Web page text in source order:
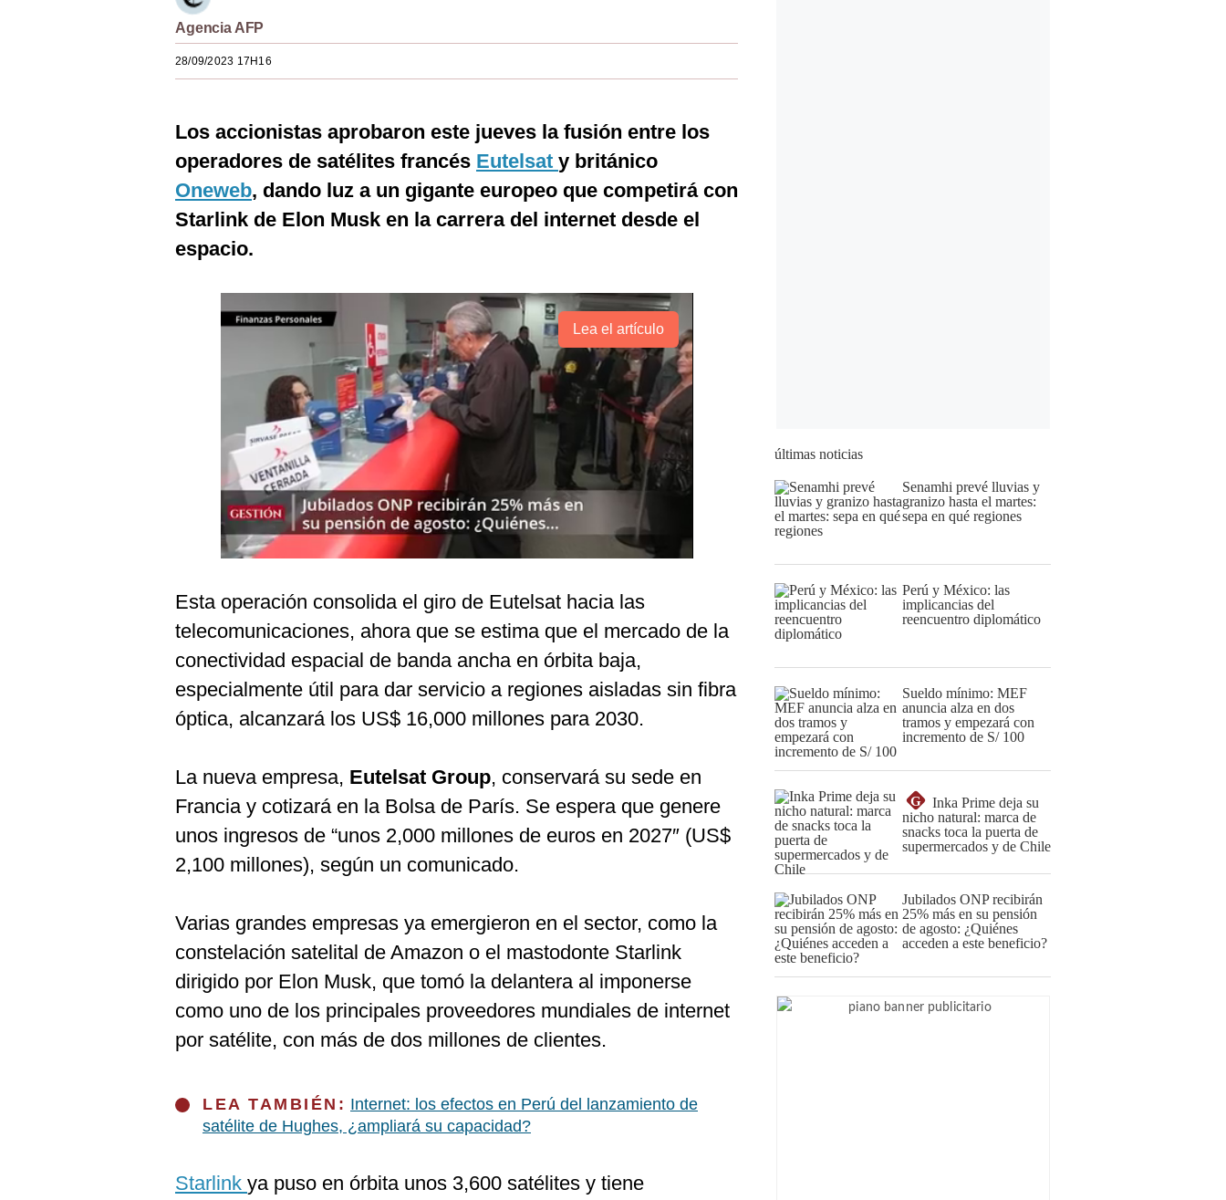
Agencia AFP
28/09/2023 17H16
Los accionistas aprobaron este jueves la fusión entre los
operadores de satélites francés Eutelsat y británico
Oneweb, dando luz a un gigante europeo que competirá con
Starlink de Elon Musk en la carrera del internet desde el
espacio.
Lea el artículo
Esta operación consolida el giro de Eutelsat hacia las
telecomunicaciones, ahora que se estima que el mercado de la
conectividad espacial de banda ancha en órbita baja,
especialmente útil para dar servicio a regiones aisladas sin fibra
óptica, alcanzará los US$ 16,000 millones para 2030.
La nueva empresa, Eutelsat Group, conservará su sede en
Francia y cotizará en la Bolsa de París. Se espera que genere
unos ingresos de “unos 2,000 millones de euros en 2027″ (US$
2,100 millones), según un comunicado.
Varias grandes empresas ya emergieron en el sector, como la
constelación satelital de Amazon o el mastodonte Starlink
dirigido por Elon Musk, que tomó la delantera al imponerse
como uno de los principales proveedores mundiales de internet
por satélite, con más de dos millones de clientes.
LEA TAMBIÉN: Internet: los efectos en Perú del lanzamiento de
satélite de Hughes, ¿ampliará su capacidad?
Starlink ya puso en órbita unos 3,600 satélites y tiene
últimas noticias
Senamhi prevé lluvias y
granizo hasta el martes:
sepa en qué regiones
Perú y México: las
implicancias del
reencuentro diplomático
Sueldo mínimo: MEF
anuncia alza en dos
tramos y empezará con
incremento de S/ 100
G
Inka Prime deja su
nicho natural: marca de
snacks toca la puerta de
supermercados y de Chile
Jubilados ONP recibirán
25% más en su pensión
de agosto: ¿Quiénes
acceden a este beneficio?